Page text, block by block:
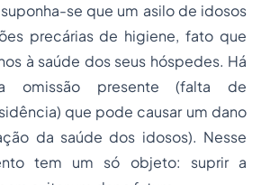
se que um asilo de idosos
precárias de higiene, fato que
à saúde dos seus hóspedes. Há
omissão presente (falta de
que pode causar um dano
da saúde dos idosos). Nesse
tem um só objeto: suprir a